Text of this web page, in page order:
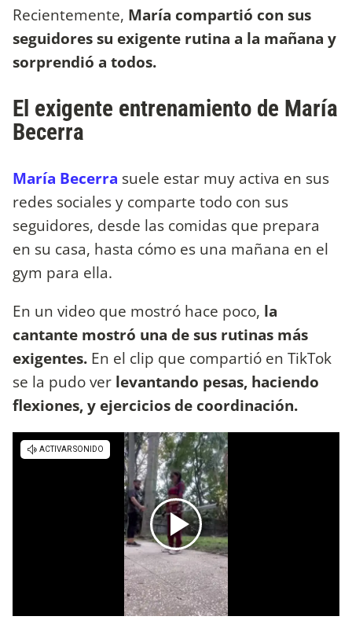
Recientemente, María compartió con sus
seguidores su exigente rutina a la mañana y
sorprendió a todos.
El exigente entrenamiento de María
Becerra
María Becerra suele estar muy activa en sus
redes sociales y comparte todo con sus
seguidores, desde las comidas que prepara
en su casa, hasta cómo es una mañana en el
gym para ella.
En un video que mostró hace poco, la
cantante mostró una de sus rutinas más
exigentes. En el clip que compartió en TikTok
se la pudo ver levantando pesas, haciendo
flexiones, y ejercicios de coordinación.